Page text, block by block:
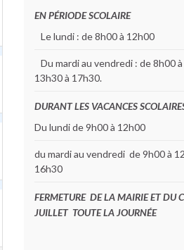
EN PÉRIODE SCOLAIRE
Le lundi : de 8h00 à 12h00
Du mardi au vendredi : de 8h00
13h30 à 17h30.
DURANT LES VACANCES
Du lundi de 9h00 à 12h00
du mardi au vendredi de 9h00 à
16h30
FERMETURE DE LA MAIRIE ET DU
JUILLET TOUTE LA JOURNÉE